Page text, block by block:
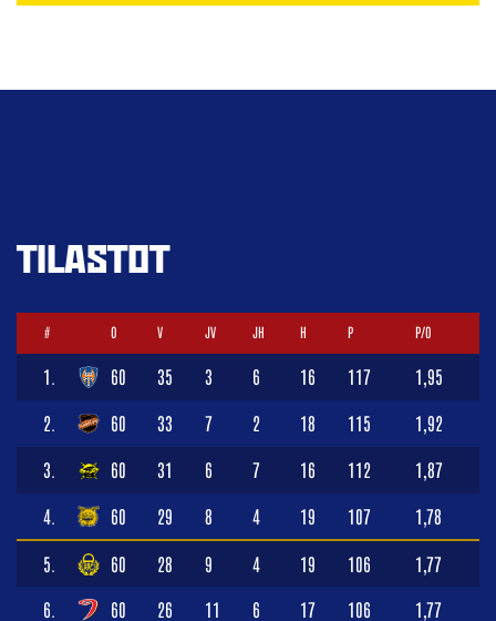
TILASTOT
# O V JV JH H P P/O
1. 60 35 3 6 16 117 1,95
2. 60 33 7 2 18 115 1,92
3. 60 31 6 7 16 112 1,87
4. 60 29 8 4 19 107 1,78
5. 60 28 9 4 19 106 1,77
6. 60 26 11 6 17 106 1,77